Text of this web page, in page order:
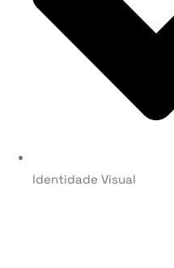
Identidade Visual